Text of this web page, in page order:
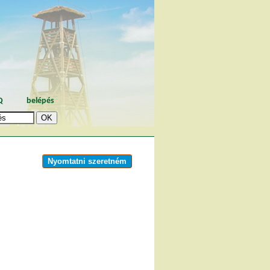
belépés
Nyomtatni szeretném